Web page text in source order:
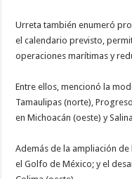
Urreta también enumeró
el calendario previsto,
operaciones marítimas y
Entre ellos, mencionó la
Tamaulipas (norte),
en Michoacán (oeste) y
Además de la ampliación
el Golfo de México; y el